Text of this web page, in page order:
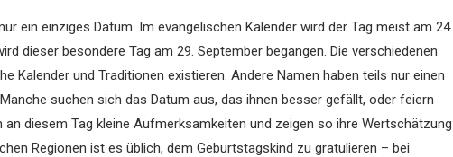
ein einziges Datum. Im evangelischen Kalender wird der Tag meist am 24.
dieser besondere Tag am 29. September begangen. Die verschiedenen
Kalender und Traditionen existieren. Andere Namen haben teils nur einen
suchen sich das Datum aus, das ihnen besser gefällt, oder feiern
an diesem Tag kleine Aufmerksamkeiten und zeigen so ihre Wertschätzung
Regionen ist es üblich, dem Geburtstagskind zu gratulieren – bei